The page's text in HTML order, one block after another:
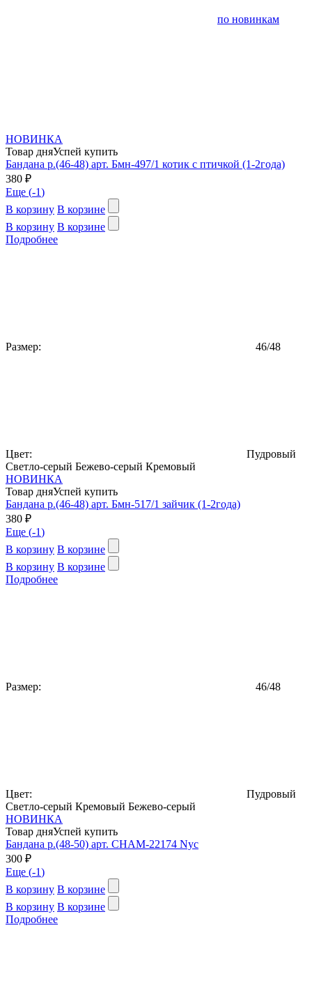
по новинкам
НОВИНКА
Товар дняУспей купить
Бандана р.(46-48) арт. Бмн-497/1 котик с птичкой (1-2года)
380 ₽
Еще (-1)
В корзину В корзине
В корзину В корзине
Подробнее
Размер: 46/48
Цвет:
Пудровый
Светло-серый Бежево-серый Кремовый
НОВИНКА
Товар дняУспей купить
Бандана р.(46-48) арт. Бмн-517/1 зайчик (1-2года)
380 ₽
Еще (-1)
В корзину В корзине
В корзину В корзине
Подробнее
Размер: 46/48
Цвет:
Пудровый
Светло-серый Кремовый Бежево-серый
НОВИНКА
Товар дняУспей купить
Бандана р.(48-50) арт. CHAM-22174 Nyc
300 ₽
Еще (-1)
В корзину В корзине
В корзину В корзине
Подробнее